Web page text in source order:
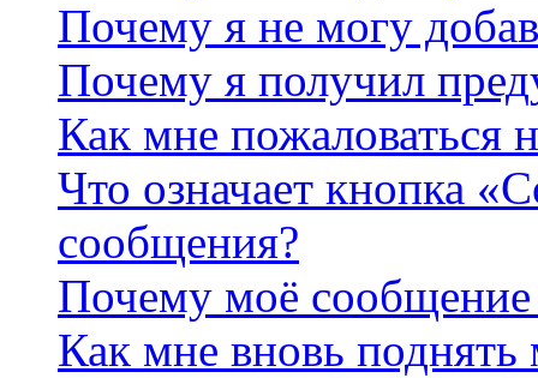
Почему я не могу
Почему я получил
Как мне пожаловаться
Что означает кнопка
сообщения?
Почему моё сообщение
Как мне вновь